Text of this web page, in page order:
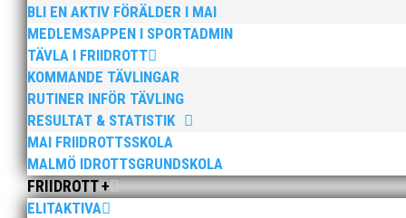
BLI EN AKTIV FÖRÄLDER I MAI
MEDLEMSAPPEN I SPORTADMIN
TÄVLA I FRIIDROTT
KOMMANDE TÄVLINGAR
RUTINER INFÖR TÄVLING
RESULTAT & STATISTIK
MAI FRIIDROTTSSKOLA
MALMÖ IDROTTSGRUNDSKOLA
FRIIDROTT +
ELITAKTIVA